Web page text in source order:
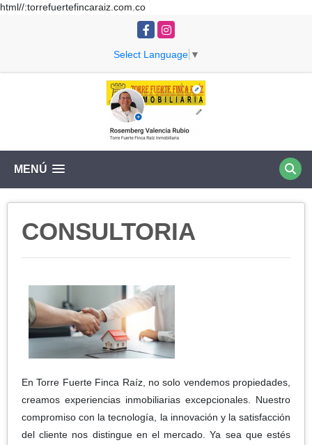
html//:torrefuertefincaraiz.com.co
FacebookInstagram
Select Language ▼
MENÚ
CONSULTORIA
En Torre Fuerte Finca Raíz, no solo vendemos propiedades,
creamos experiencias inmobiliarias excepcionales. Nuestro
compromiso con la tecnología, la innovación y la satisfacción
del cliente nos distingue en el mercado. Ya sea que estés